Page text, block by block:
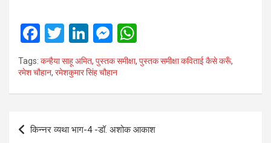
F
a
ce
b
o
T
wi
tt
er
Li
n
ke
dI
M
es
se
n
er
h
at
s
p
Tags: कन्‍हैया साहू अमित, पुस्‍तक समीक्षा, पुस्‍तक समीक्षा कविताई कैसे करूँ,
रमेश चौहान, रमेशकुमार सिंह चौहान
किन्नर व्यथा भाग-4 -डॉ. अशोक आकाश